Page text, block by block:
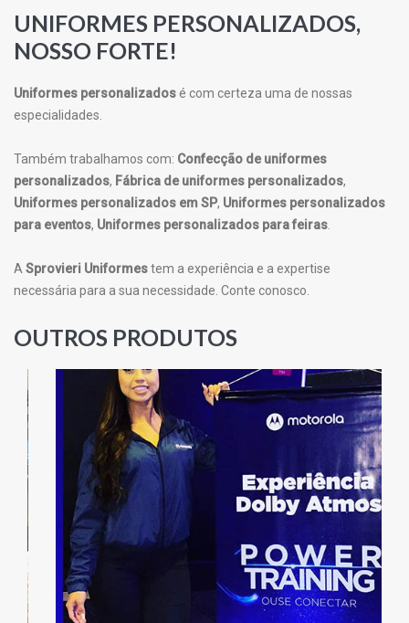
UNIFORMES PERSONALIZADOS,
NOSSO FORTE!
Uniformes personalizadosé com certeza uma de nossas
especialidades.
Também trabalhamos com: Confecção de uniformes
personalizados, Fábrica de uniformes personalizados,
Uniformes personalizados em SP, Uniformes personalizados
para eventos, Uniformes personalizados para feiras
A Sprovieri Uniformestem a experiência e a expertise
necessária para a sua necessidade. Conte conosco.
OUTROS PRODUTOS